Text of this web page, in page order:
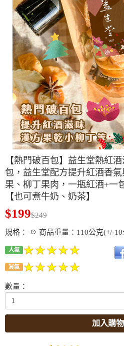
【熱門破百包】益生堂熱紅
包，益生堂配方提升紅酒香
果、柳丁果肉，一瓶紅酒+一
【也可煮牛奶、奶茶】
$199$249
規格： ☉ 商品重量：110公克(+/-
人氣
買氣
數量：
加入購